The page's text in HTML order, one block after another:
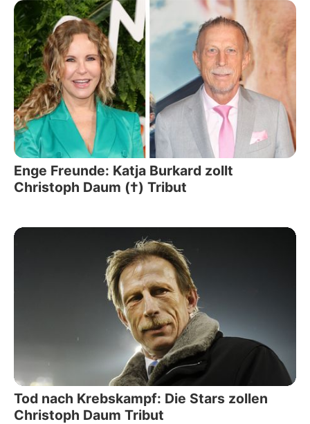
Enge Freunde: Katja Burkard zollt
Christoph Daum (†) Tribut
Tod nach Krebskampf: Die Stars zollen
Christoph Daum Tribut